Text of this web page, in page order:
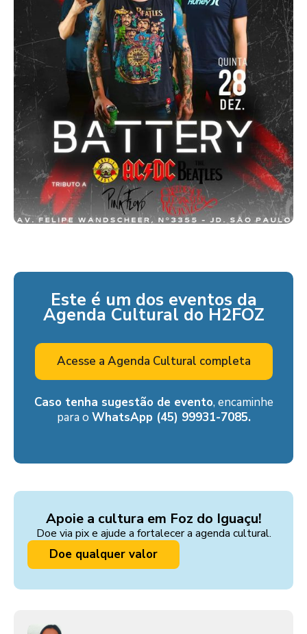
Este é um dos eventos da
Agenda Cultural do H2FOZ
Acesse a Agenda Cultural completa
Caso tenha sugestão de evento, encaminhe
para o WhatsApp (45) 99931-7085.
Apoie a cultura em Foz do Iguaçu!
Doe via pix e ajude a fortalecer a agenda cultural.
Doe qualquer valor